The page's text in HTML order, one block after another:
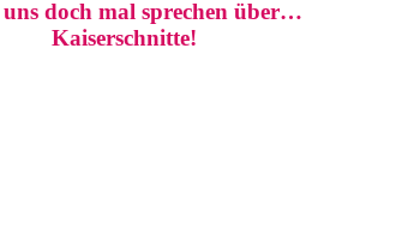
uns doch mal sprechen über…
Kaiserschnitte!